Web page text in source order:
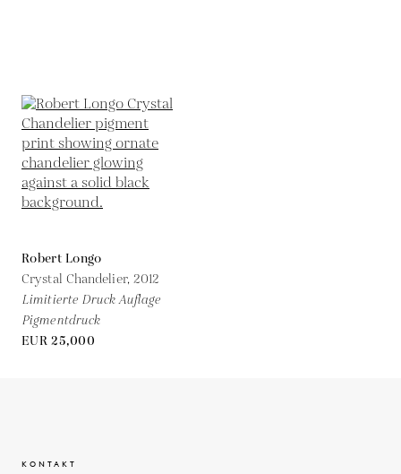
Robert Longo
Crystal Chandelier, 2012
Limitierte Druck Auflage
Pigmentdruck
EUR 25,000
KONTAKT